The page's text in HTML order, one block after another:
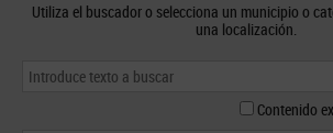
Utiliza el buscador o selecciona un municipio o
una localización.
Contenido